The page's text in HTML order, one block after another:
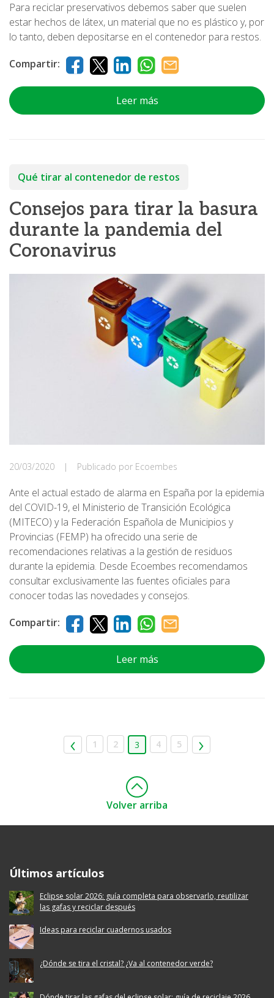
Para reciclar preservativos debemos saber que suelen
estar hechos de látex, un material que no es plástico y, por
lo tanto, deben depositarse en el contenedor para restos.
Compartir:
Leer más
Qué tirar al contenedor de restos
Consejos para tirar la basura
durante la pandemia del
Coronavirus
20/03/2020 | Publicado por Ecoembes
Ante el actual estado de alarma en España por la epidemia
del COVID-19, el Ministerio de Transición Ecológica
(MITECO) y la Federación Española de Municipios y
Provincias (FEMP) ha ofrecido una serie de
recomendaciones relativas a la gestión de residuos
durante la epidemia. Desde Ecoembes recomendamos
consultar exclusivamente las fuentes oficiales para
conocer todas las novedades y consejos.
Compartir:
Leer más
1 2 3 4 5
Volver arriba
Últimos artículos
Eclipse solar 2026: guía completa para observarlo, reutilizar
las gafas y reciclar después
Ideas para reciclar cuadernos usados
¿Dónde se tira el cristal? ¿Va al contenedor verde?